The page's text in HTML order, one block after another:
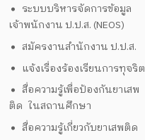
ระบบบริหารจัดการข้อมูล
เจ้าพนักงาน ป.ป.ส. (NEOS)
สมัครงานสำนักงาน ป.ป.ส.
แจ้งเรื่องร้องเรียนการทุจริต
สื่อความรู้เพื่อป้องกันยาเสพ
ติด ในสถานศึกษา
สื่อความรู้เกี่ยวกับยาเสพติด